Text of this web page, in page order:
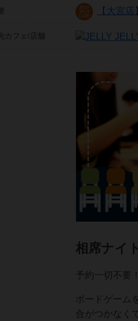
【大宮
相席ナイ
予約一切不要
ボードゲーム
合がつかなく